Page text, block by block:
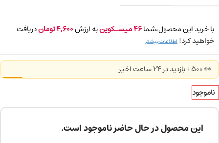
با خرید این محصول،شما46میسـکوینبه ارزش4,600توماندریافت
خواهید کرد! اطلاعات بیشتر
👀 500+ بازدید در ۲۴ ساعت اخیر
ناموجود
این محصول در حال حاضر ناموجود است.